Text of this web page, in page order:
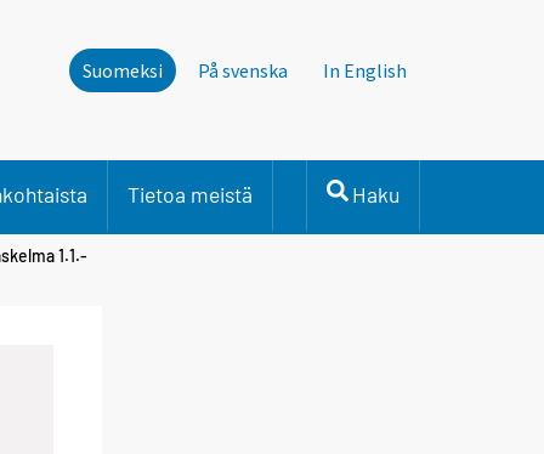
Suomeksi På svenska In English
Tietoa meistä Haku
1.1.-